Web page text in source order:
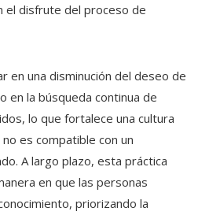
el disfrute del proceso de
en una disminución del deseo de
en la búsqueda continua de
lo que fortalece una cultura
es compatible con un
A largo plazo, esta práctica
en que las personas
priorizando la